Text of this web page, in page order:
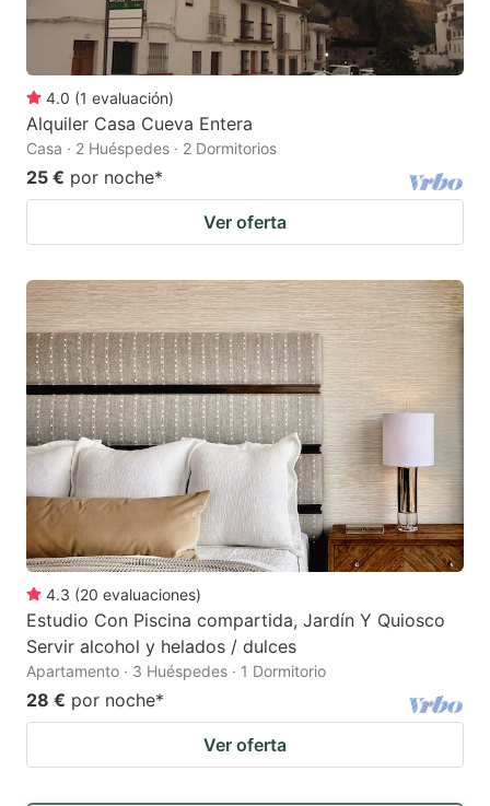
4.0 (1 evaluación)
Alquiler Casa Cueva Entera
Casa · 2 Huéspedes · 2 Dormitorios
25 € por noche*
Ver oferta
4.3 (20 evaluaciones)
Estudio Con Piscina compartida, Jardín Y Quiosco
Servir alcohol y helados / dulces
Apartamento · 3 Huéspedes · 1 Dormitorio
28 € por noche*
Ver oferta